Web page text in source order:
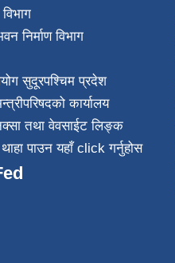
निर्माण विभाग
सुदूरपश्चिम प्रदेश
कार्यालय
तथा वेवसाईट लिङ्क
थाहा पाउन यहाँ click गर्नुहोस